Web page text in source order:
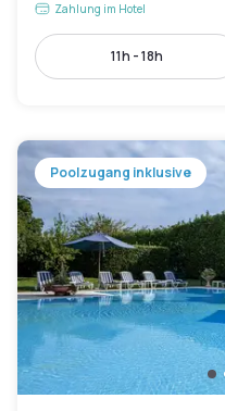
Zahlung im Hotel
11h - 18h
Poolzugang inklusive